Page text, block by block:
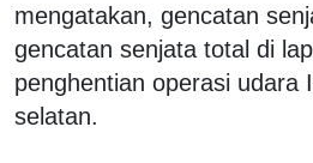
mengatakan, gencatan
gencatan senjata total di
penghentian operasi udara
selatan.